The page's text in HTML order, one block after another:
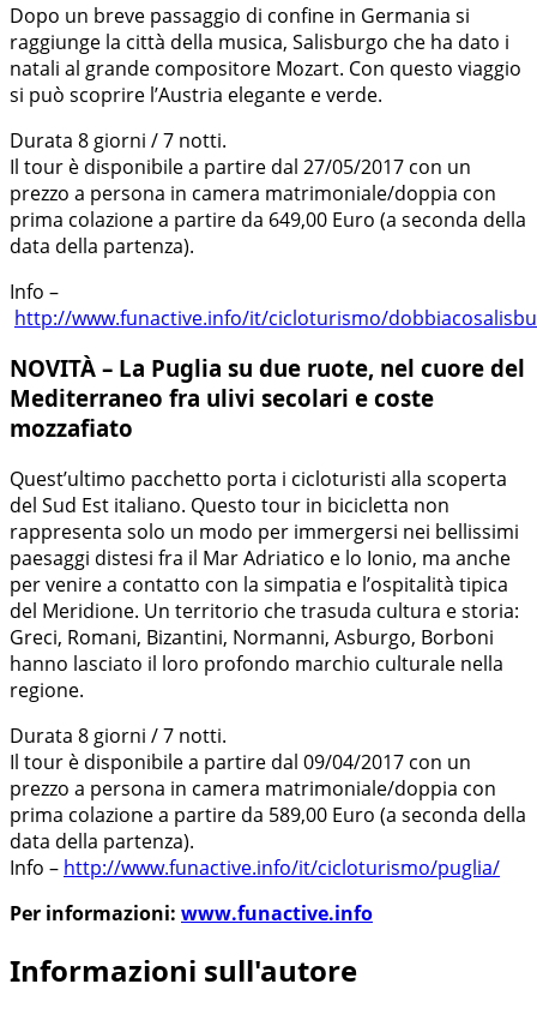
Dopo un breve passaggio di confine in Germania si
raggiunge la città della musica, Salisburgo che ha dato i
natali al grande compositore Mozart. Con questo viaggio
si può scoprire l’Austria elegante e verde.
Durata 8 giorni / 7 notti.
Il tour è disponibile a partire dal 27/05/2017 con un
prezzo a persona in camera matrimoniale/doppia con
prima colazione a partire da 649,00 Euro (a seconda della
data della partenza).
Info –
http://www.funactive.info/it/cicloturismo/
NOVITÀ – La Puglia su due ruote, nel cuore del
Mediterraneo fra ulivi secolari e coste
mozzafiato
Quest’ultimo pacchetto porta i cicloturisti alla scoperta
del Sud Est italiano. Questo tour in bicicletta non
rappresenta solo un modo per immergersi nei bellissimi
paesaggi distesi fra il Mar Adriatico e lo Ionio, ma anche
per venire a contatto con la simpatia e l’ospitalità tipica
del Meridione. Un territorio che trasuda cultura e storia:
Greci, Romani, Bizantini, Normanni, Asburgo, Borboni
hanno lasciato il loro profondo marchio culturale nella
regione.
Durata 8 giorni / 7 notti.
Il tour è disponibile a partire dal 09/04/2017 con un
prezzo a persona in camera matrimoniale/doppia con
prima colazione a partire da 589,00 Euro (a seconda della
data della partenza).
Info – http://www.funactive.info/it/cicloturismo/puglia/
Per informazioni: www.funactive.info
Informazioni sull'autore